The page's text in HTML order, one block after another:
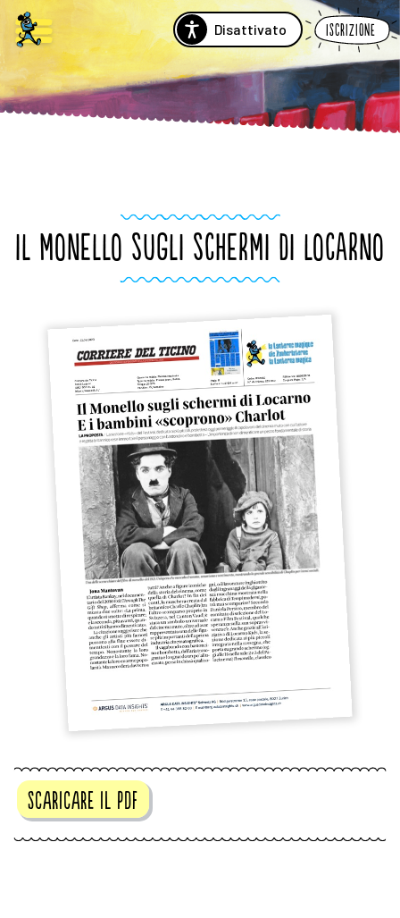
Disattivato Iscrizione
IL MONELLO SUGLI SCHERMI DI LOCARNO
scaricare il pdf